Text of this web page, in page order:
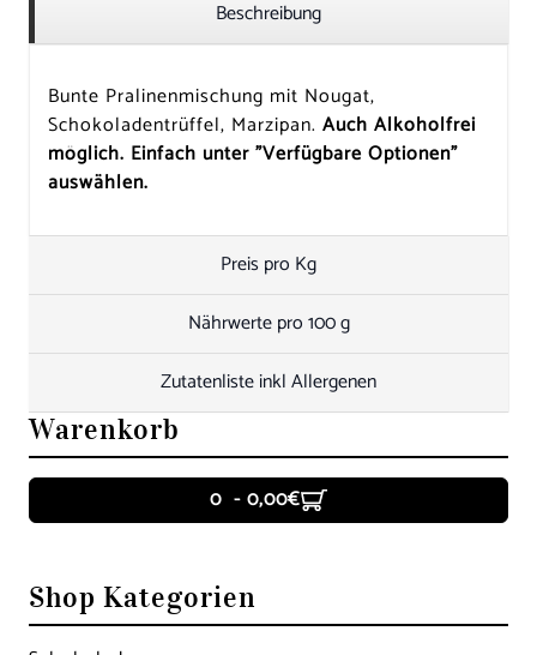
Warenkorb
0 - 0,00€
Shop Kategorien
Beschreibung
Bunte Pralinenmischung mit Nougat,
Schokoladentrüffel, Marzipan. Auch Alkoholfrei
möglich. Einfach unter "Verfügbare Optionen"
auswählen.
Preis pro Kg
Nährwerte pro 100 g
Zutatenliste inkl Allergenen